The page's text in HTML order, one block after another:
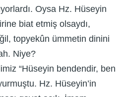
Oysa Hz. Hüseyin
biat etmiş olsaydı,
topyekûn ümmetin dinini
Niye?
“Hüseyin bendendir, ben
Hz. Hüseyin’in